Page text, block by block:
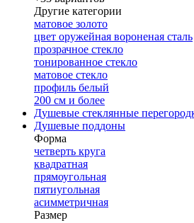
Другие категории
матовое золото
цвет оружейная вороненая сталь
прозрачное стекло
тонированное стекло
матовое стекло
профиль белый
200 см и более
Душевые стеклянные
Душевые поддоны
Форма
четверть круга
квадратная
прямоугольная
пятиугольная
асимметричная
Размер